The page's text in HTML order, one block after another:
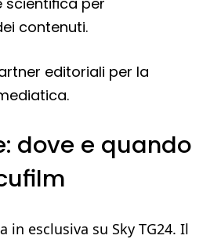
contenuti.
editoriali per la
dove e quando
in esclusiva su Sky TG24. Il